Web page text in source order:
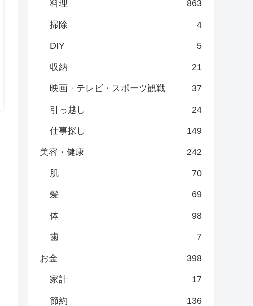
料理 863
掃除 4
DIY 5
収納 21
映画・テレビ・スポーツ観戦 37
引っ越し 24
仕事探し 149
美容・健康 242
肌 70
髪 69
体 98
歯 7
お金 398
家計 17
節約 136